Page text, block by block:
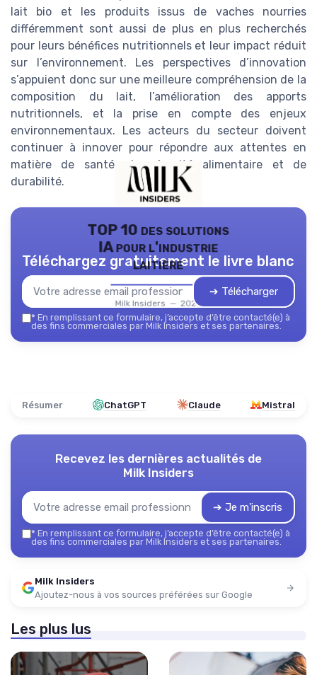
lait bio et les produits issus de vaches nourries
différemment sont aussi de plus en plus recherchés
pour leurs bénéfices nutritionnels et leur impact réduit
sur l’environnement. Les perspectives d’innovation
s’appuient donc sur une meilleure compréhension de la
composition du lait, l’amélioration des apports
nutritionnels, et la prise en compte des enjeux
environnementaux. Les acteurs du secteur doivent
continuer à innover pour répondre aux attentes en
matière de santé, de sécurité alimentaire et de
durabilité.
TOP 10 des solutions
IA pour l'industrie
laitière
Milk Insiders — 2026
Téléchargez gratuitement le livre blanc
➔ Télécharger
* En remplissant ce formulaire, j’accepte d’être contacté(e) à
des fins commerciales par Milk Insiders et ses partenaires.
Résumer ChatGPT Claude Mistral
Recevez les dernières actualités de
Milk Insiders
➔ Je m'inscris
* En remplissant ce formulaire, j’accepte d’être contacté(e) à
des fins commerciales par Milk Insiders et ses partenaires.
Milk Insiders
Ajoutez-nous à vos sources préférées sur Google
Les plus lus